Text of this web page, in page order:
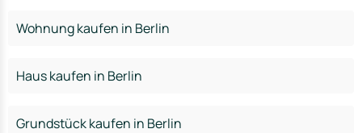
Wohnung kaufen in Berlin
Haus kaufen in Berlin
Grundstück kaufen in Berlin